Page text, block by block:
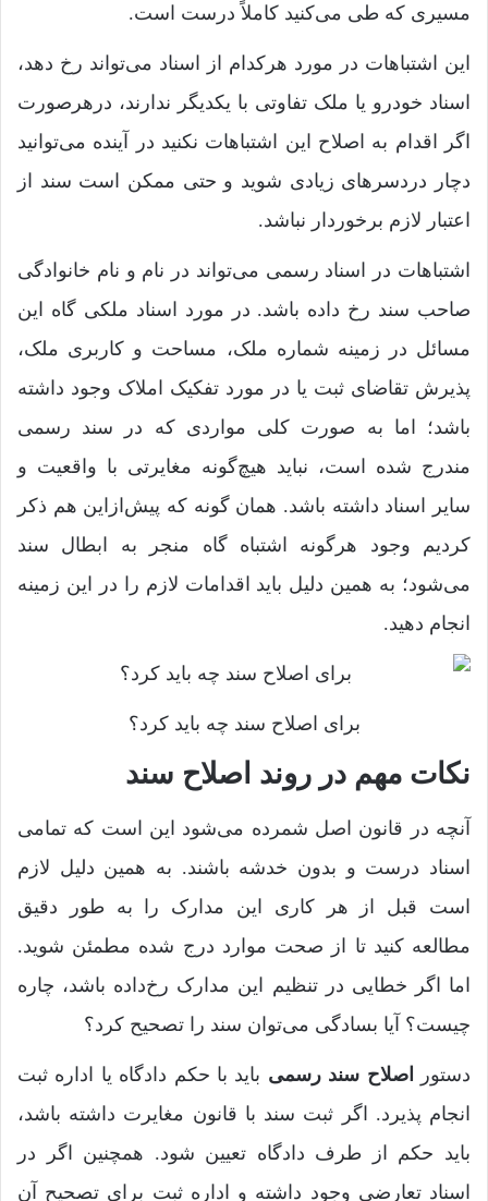
مسیری که طی می‌کنید کاملاً درست است.
این اشتباهات در مورد هرکدام از اسناد می‌تواند رخ دهد،
اسناد خودرو یا ملک تفاوتی با یکدیگر ندارند، درهرصورت
اگر اقدام به اصلاح این اشتباهات نکنید در آینده می‌توانید
دچار دردسرهای زیادی شوید و حتی ممکن است سند از
اعتبار لازم برخوردار نباشد.
اشتباهات در اسناد رسمی می‌تواند در نام و نام خانوادگی
صاحب سند رخ داده باشد. در مورد اسناد ملکی گاه این
مسائل در زمینه شماره ملک، مساحت و کاربری ملک،
پذیرش تقاضای ثبت یا در مورد تفکیک املاک وجود داشته
باشد؛ اما به صورت کلی مواردی که در سند رسمی
مندرج شده است، نباید هیچ‌گونه مغایرتی با واقعیت و
سایر اسناد داشته باشد. همان گونه که پیش‌ازاین هم ذکر
کردیم وجود هرگونه اشتباه گاه منجر به ابطال سند
می‌شود؛ به همین دلیل باید اقدامات لازم را در این زمینه
انجام دهید.
برای اصلاح سند چه باید کرد؟
نکات مهم در روند اصلاح سند
آنچه در قانون اصل شمرده می‌شود این است که تمامی
اسناد درست و بدون خدشه باشند. به همین دلیل لازم
است قبل از هر کاری این مدارک را به طور دقیق
مطالعه کنید تا از صحت موارد درج شده مطمئن شوید.
اما اگر خطایی در تنظیم این مدارک رخ‌داده باشد، چاره
چیست؟ آیا بسادگی می‌توان سند را تصحیح کرد؟
دستور اصلاح سند رسمی باید با حکم دادگاه یا اداره ثبت
انجام پذیرد. اگر ثبت سند با قانون مغایرت داشته باشد،
باید حکم از طرف دادگاه تعیین شود. همچنین اگر در
اسناد تعارضی وجود داشته و اداره ثبت برای تصحیح آن